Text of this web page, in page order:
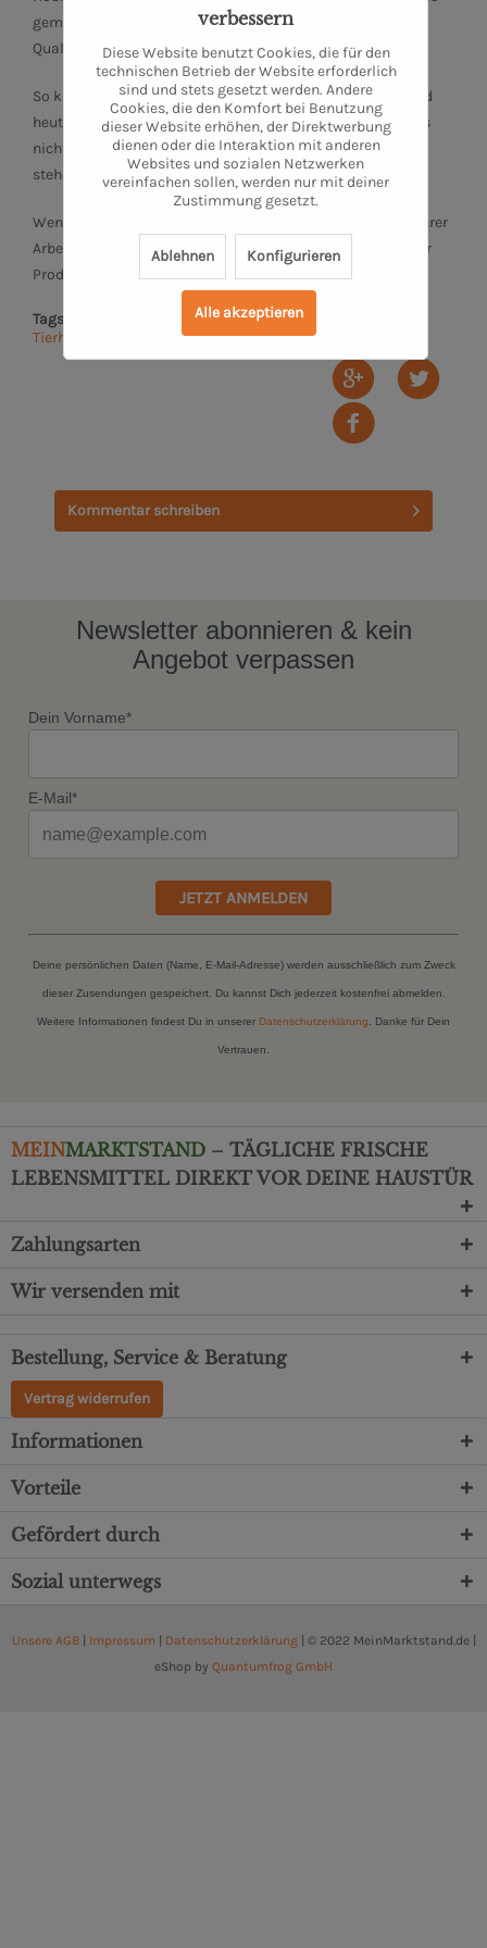
gemeinsames Rind haben wir mit Freunden geteilt. Die
Qualität hat uns umgehauen”, erinnert sich Tim.
So kamen schnell zahlreiche Interessenten zusammen und
heute hat Privatebeef einen festen Kundenstamm. Und das
nicht ohne Grund, denn das Tierwohl und der Geschmack
stehen bei Privatebeef schon immer an erster Stelle.
Wenn du dir die Produkte genauer ansehen und dich von ihrer
Arbeit inspirieren lassen möchtest, dann schau auf unserer
Produzentenseite von Privatebeef vorbei!
Tags: hochwertiges Fleisch,
Tierhaltung
Weidehaltung
Kommentar schreiben
Newsletter abonnieren & kein
Angebot verpassen
Dein Vorname*
E-Mail*
JETZT ANMELDEN
Deine persönlichen Daten (Name, E-Mail-Adresse) werden ausschließlich zum Zweck
dieser Zusendungen gespeichert. Du kannst Dich jederzeit kostenfrei abmelden.
Weitere Informationen findest Du in unserer Datenschutzerklärung . Danke für Dein
Vertrauen.
MEINMARKTSTAND – TÄGLICHE FRISCHE
LEBENSMITTEL DIREKT VOR DEINE HAUSTÜR
Zahlungsarten
Wir versenden mit
Bestellung, Service & Beratung
Vertrag widerrufen
Informationen
Vorteile
Gefördert durch
Sozial unterwegs
Unsere AGB| Impressum Datenschutzerklärung| © 2022 MeinMarktstand.de |
eShop by Quantumfrog GmbH
verbessern
Diese Website benutzt Cookies, die für den
technischen Betrieb der Website erforderlich
sind und stets gesetzt werden. Andere
Cookies, die den Komfort bei Benutzung
dieser Website erhöhen, der Direktwerbung
dienen oder die Interaktion mit anderen
Websites und sozialen Netzwerken
vereinfachen sollen, werden nur mit deiner
Zustimmung gesetzt.
Ablehnen Konfigurieren
Alle akzeptieren